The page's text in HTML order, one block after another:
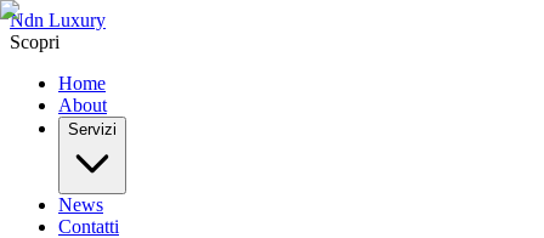
Ndn Luxury
Scopri
Home
About
Servizi
News
Contatti